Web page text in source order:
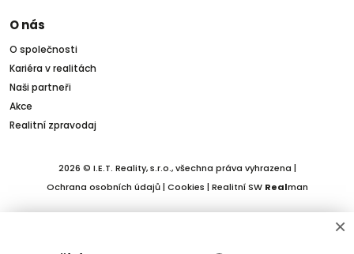
O nás
O společnosti
Kariéra v realitách
Naši partneři
Akce
Realitní zpravodaj
2026 © I.E.T. Reality, s.r.o., všechna práva vyhrazena |
Ochrana osobních údajů| Cookies | Realitní SW Realman
×